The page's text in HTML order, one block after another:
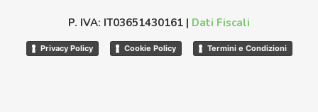
P. IVA: IT03651430161 | Dati Fiscali
Privacy Policy Cookie Policy Termini e Condizioni